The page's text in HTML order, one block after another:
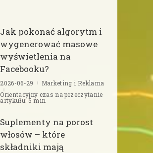
Jak pokonać algorytm i
wygenerować masowe
wyświetlenia na
Facebooku?
2026-06-29
Marketing i Reklama
Orientacyjny czas na przeczytanie
artykułu: 5 min
Suplementy na porost
włosów – które
składniki mają